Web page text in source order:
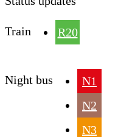
Train R20
Night bus
N1
N2
N3